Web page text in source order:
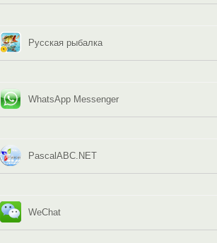
Русская рыбалка
WhatsApp Messenger
PascalABC.NET
WeChat